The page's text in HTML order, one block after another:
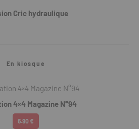
Cric hydraulique
En kiosque
4×4 Magazine N°94
6.90 €